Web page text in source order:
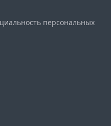
персональных